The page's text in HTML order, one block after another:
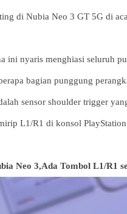
di Nubia Neo 3 GT 5G di
ini nyaris menghiasi seluruh
bagian punggung
sensor shoulder trigger
L1/R1 di konsol
Neo 3,Ada Tombol L1/R1